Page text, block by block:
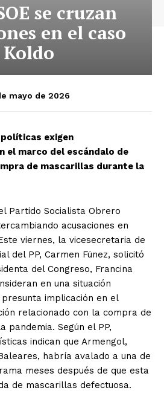
se cruzan
en el caso
Koldo
mayo de 2026
exigen
el marco del escándalo de
de mascarillas durante la
Partido Socialista Obrero
acusaciones en
viernes, la vicesecretaria de
del PP, Carmen Fúnez, solicitó
del Congreso, Francina
en una situación
implicación en el
relacionado con la compra de
pandemia. Según el PP,
indican que Armengol,
habría avalado a una de
meses después de que esta
de mascarillas defectuosa.